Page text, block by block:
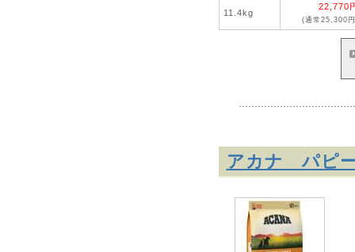
11.4kg
22,770
(通常25,300
アカナ パピ